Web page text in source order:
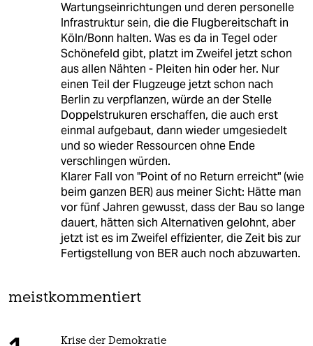
Wartungseinrichtungen und deren personelle
Infrastruktur sein, die die Flugbereitschaft in
Köln/Bonn halten. Was es da in Tegel oder
Schönefeld gibt, platzt im Zweifel jetzt schon
aus allen Nähten - Pleiten hin oder her. Nur
einen Teil der Flugzeuge jetzt schon nach
Berlin zu verpflanzen, würde an der Stelle
Doppelstrukuren erschaffen, die auch erst
einmal aufgebaut, dann wieder umgesiedelt
und so wieder Ressourcen ohne Ende
verschlingen würden.
Klarer Fall von "Point of no Return erreicht" (wie
beim ganzen BER) aus meiner Sicht: Hätte man
vor fünf Jahren gewusst, dass der Bau so lange
dauert, hätten sich Alternativen gelohnt, aber
jetzt ist es im Zweifel effizienter, die Zeit bis zur
Fertigstellung von BER auch noch abzuwarten.
meistkommentiert
Krise der Demokratie